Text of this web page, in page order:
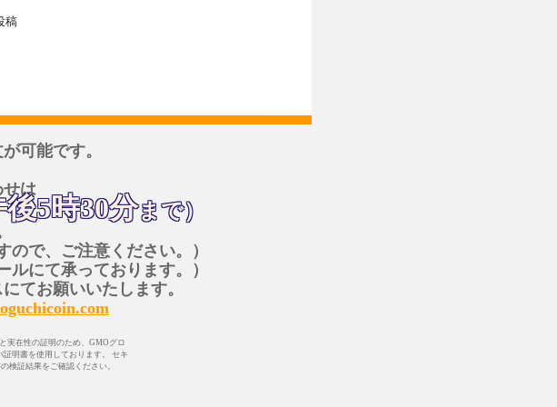
稿
可能です。
は
後5時30分まで）
で、ご注意ください。）
にて承っております。）
てお願いいたします。
実在性の証明のため、GMOグロ
明書を使用しております。 セキ
検証結果をご確認ください。